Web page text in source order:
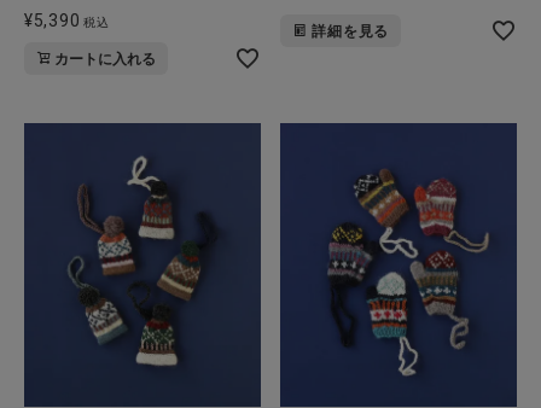
¥5,390 税込
カートに入れる
詳細を見る